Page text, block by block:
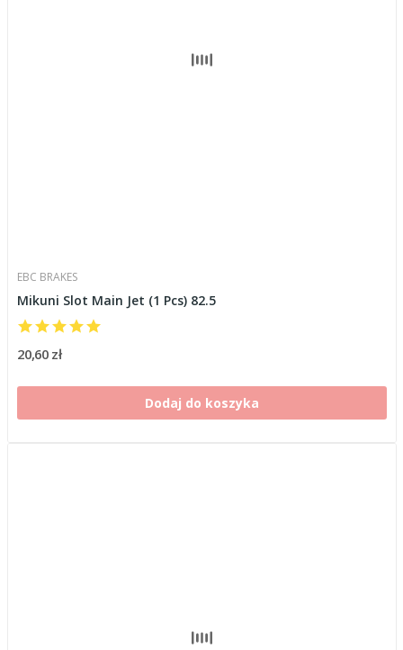
EBC BRAKES
Mikuni Slot Main Jet (1 Pcs) 82.5
20,60 zł
Dodaj do koszyka